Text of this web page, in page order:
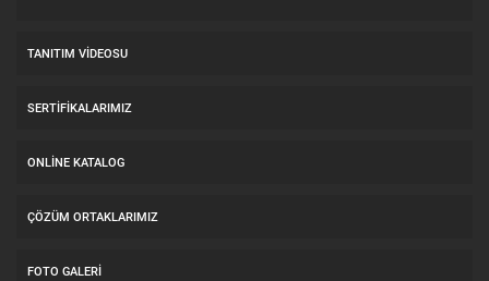
TANITIM VIDEOSU
SERTIFIKALARIMIZ
ONLINE KATALOG
ÇÖZÜM ORTAKLARIMIZ
FOTO GALERI